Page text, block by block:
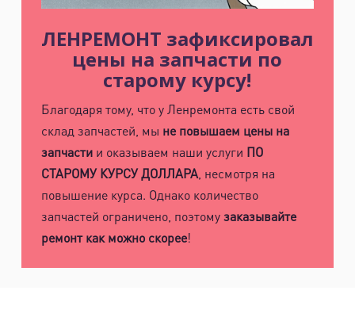
ЛЕНРЕМОНТ зафиксировал
цены на запчасти по
старому курсу!
Благодаря тому, что у Ленремонта есть свой
склад запчастей, мы не повышаем цены на
запчастии оказываем наши услуги ПО
СТАРОМУ КУРСУ ДОЛЛАРА, несмотря на
повышение курса. Однако количество
запчастей ограничено, поэтомузаказывайте
ремонт как можно скорее!